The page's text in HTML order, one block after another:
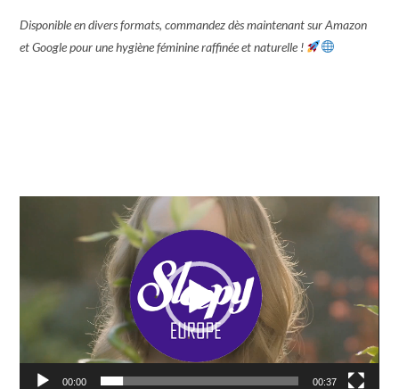
Disponible en divers formats, commandez dès maintenant sur Amazon
et Google pour une hygiène féminine raffinée et naturelle !
00:00 00:37